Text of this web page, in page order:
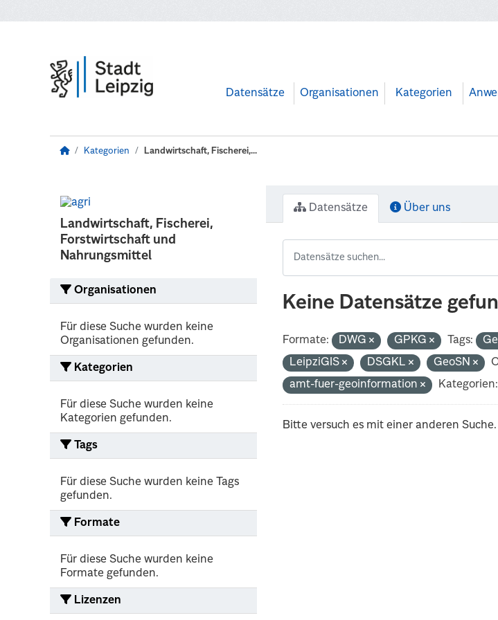
Datensätze Organisationen Kategorien
Kategorien Landwirtschaft, Fischerei,...
Landwirtschaft, Fischerei,
Forstwirtschaft und
Nahrungsmittel
Organisationen
Für diese Suche wurden keine
Organisationen gefunden.
Kategorien
Für diese Suche wurden keine
Kategorien gefunden.
Tags
Für diese Suche wurden keine Tags
gefunden.
Formate
Für diese Suche wurden keine
Formate gefunden.
Lizenzen
Datensätze Über uns
Keine Datensätze
Formate: DWG GPKG Tags:
LeipziGIS
DSGKL GeoSN
amt-fuer-geoinformation
Kategorien:
Bitte versuch es mit einer anderen Suche.